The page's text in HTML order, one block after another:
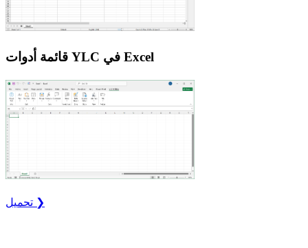
قائمة أدوات YLC في Excel
تحميل ❯